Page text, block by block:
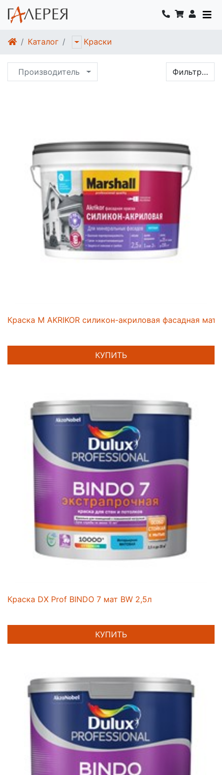
Каталог Краски
Производитель Фильтр…
Краска M AKRIKOR силикон-акриловая фасадная мат
КУПИТЬ
Краска DX Prof BINDO 7 мат BW 2,5л
КУПИТЬ